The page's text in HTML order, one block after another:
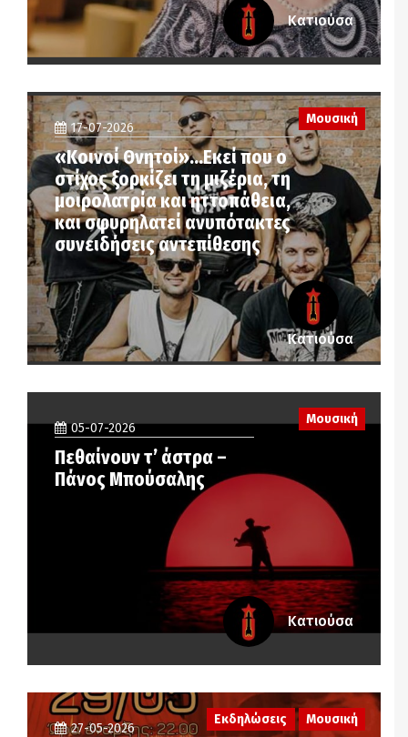
Κατιούσα
Μουσική
17-07-2026
«Koινοί Θνητοί»…Εκεί που ο
στίχος ξορκίζει τη μιζέρια, τη
μοιρολατρία και ηττοπάθεια,
και σφυρηλατεί ανυπότακτες
συνειδήσεις αντεπίθεσης
Κατιούσα
05-07-2026
Πεθαίνουν τ’ άστρα –
Πάνος Μπούσαλης
Μουσική
Κατιούσα
27-05-2026
Εκδηλώσεις Μουσική